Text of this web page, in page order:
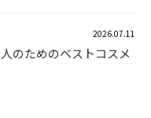
2026.07.11
のためのベストコスメ